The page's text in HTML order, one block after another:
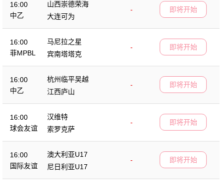
16:00
中乙
山西崇德荣海
-
大连可为
即将开始
16:00
菲MPBL
马尼拉之星
-
宾南塔塔克
即将开始
16:00
中乙
杭州临平吴越
-
江西庐山
即将开始
16:00
球会友谊
汉维特
-
索罗克萨
即将开始
16:00
国际友谊
澳大利亚U17
-
尼日利亚U17
即将开始